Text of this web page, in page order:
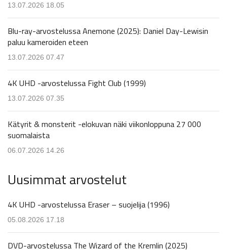
13.07.2026 18.05
Blu-ray-arvostelussa Anemone (2025): Daniel Day-Lewisin
paluu kameroiden eteen
13.07.2026 07.47
4K UHD -arvostelussa Fight Club (1999)
13.07.2026 07.35
Kätyrit & monsterit -elokuvan näki viikonloppuna 27 000
suomalaista
06.07.2026 14.26
Uusimmat arvostelut
4K UHD -arvostelussa Eraser – suojelija (1996)
05.08.2026 17.18
DVD-arvostelussa The Wizard of the Kremlin (2025)